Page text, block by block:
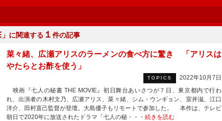
」に関連する １ 件の記事
菜々緒、広瀬アリスのラーメンの食べ方に驚き 「アリスは
やたらとお酢を使う」
TOPICS
2022年10月7日
映画『七人の秘書 THE MOVIE』初日舞台あいさつが７日、東京都内で行わ
れ、出演者の木村文乃、広瀬アリス、菜々緒、シム・ウンギョン、室井滋、江口
洋介、田村直己監督が登壇。大島優子もリモートで参加した。 本作は、テレビ
朝日で2020年に放送されたドラマ「七人の秘・・・ 続きを読む